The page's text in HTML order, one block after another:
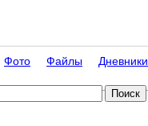
Фото Файлы Дневники